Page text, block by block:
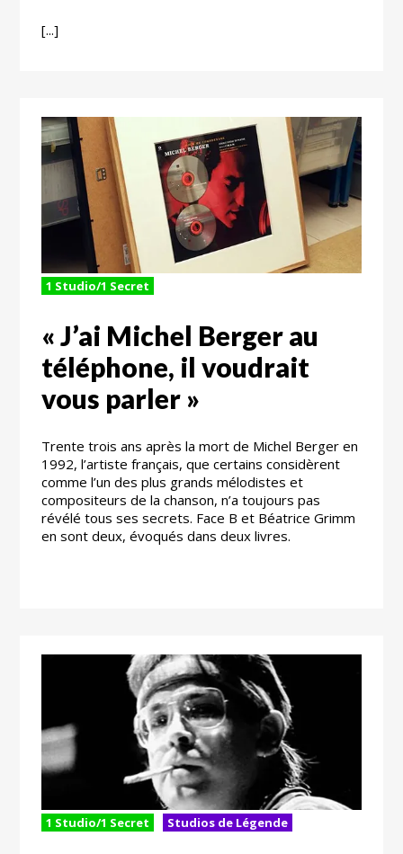
[...]
1 Studio/1 Secret
« J’ai Michel Berger au
téléphone, il voudrait
vous parler »
Trente trois ans après la mort de Michel Berger en
1992, l’artiste français, que certains considèrent
comme l’un des plus grands mélodistes et
compositeurs de la chanson, n’a toujours pas
révélé tous ses secrets. Face B et Béatrice Grimm
en sont deux, évoqués dans deux livres.
1 Studio/1 Secret Studios de Légende